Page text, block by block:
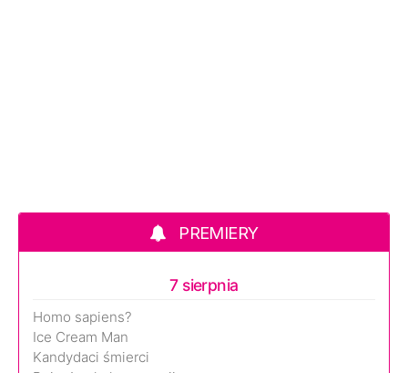
PREMIERY
7 sierpnia
Homo sapiens?
Ice Cream Man
Kandydaci śmierci